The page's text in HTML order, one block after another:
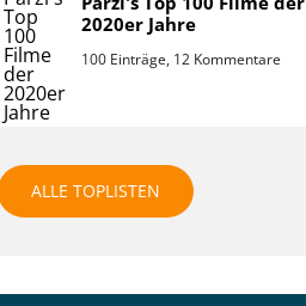
2020er Jahre
100 Einträge, 12 Kommentare
ALLE TOPLISTEN